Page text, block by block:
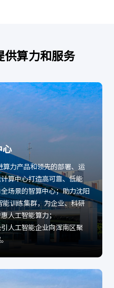
供算力和服务
心
力产品和领先的部署、运
算中心打造高可靠、低能
场景的智算中心；助力沈阳
能训练集群，为企业、科研
人工智能算力；
人工智能企业向浑南区聚